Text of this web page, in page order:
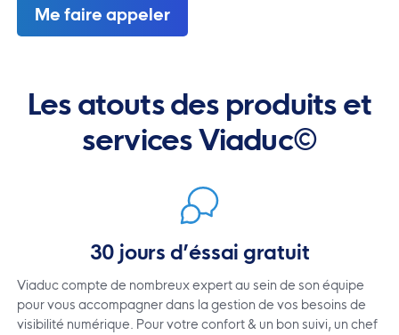
Me faire appeler
Les atouts des produits et
services Viaduc©
30 jours d’éssai gratuit
Viaduc compte de nombreux expert au sein de son équipe
pour vous accompagner dans la gestion de vos besoins de
visibilité numérique. Pour votre confort & un bon suivi, un chef